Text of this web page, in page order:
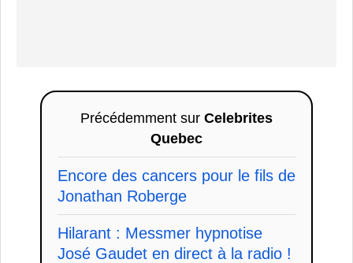
Précédemment sur Celebrites
Quebec
Encore des cancers pour le fils de
Jonathan Roberge
Hilarant : Messmer hypnotise
José Gaudet en direct à la radio !